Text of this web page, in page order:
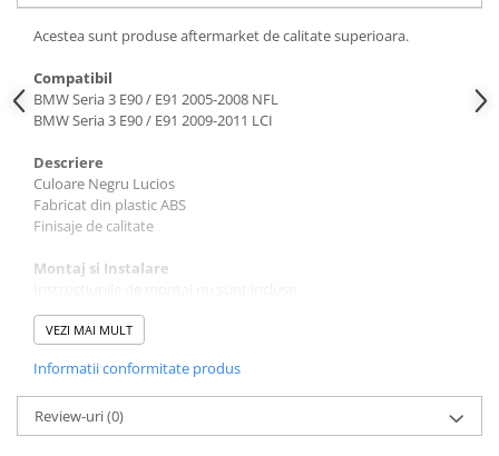
Acestea sunt produse aftermarket de calitate superioara.
Compatibil
BMW Seria 3 E90 / E91 2005-2008 NFL
BMW Seria 3 E90 / E91​​​​​​ ​2009-2011 LCI
Descriere
Culoare Negru Lucios
Fabricat din plastic ABS
Finisaje de calitate
Montaj si Instalare
Instalarea intr-un service auto autorizat este foarte recomandata.
Set (stanga-dreapta).
VEZI MAI MULT
Informatii conformitate produs
Review-uri(0)